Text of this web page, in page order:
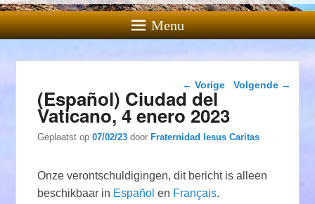
Menu
Berichtnavigatie
← Vorige Volgende →
(Español) Ciudad del
Vaticano, 4 enero 2023
Geplaatst op07/02/23 doorFraternidad Iesus Caritas
Onze verontschuldigingen, dit bericht is alleen
beschikbaar in Español en Français.